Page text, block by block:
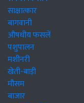
साक्षात्कार
बागवानी
औषधीय फसलें
पशुपालन
मशीनरी
खेती-बाड़ी
मौसम
बाजार